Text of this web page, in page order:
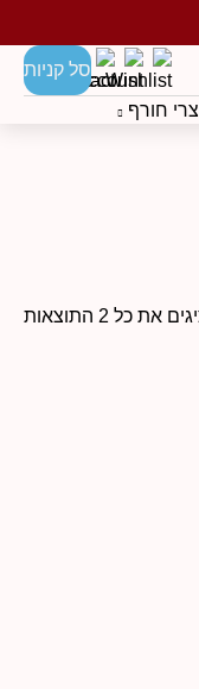
סל קניות
חורף
את כל ⁦2⁩ התוצאות